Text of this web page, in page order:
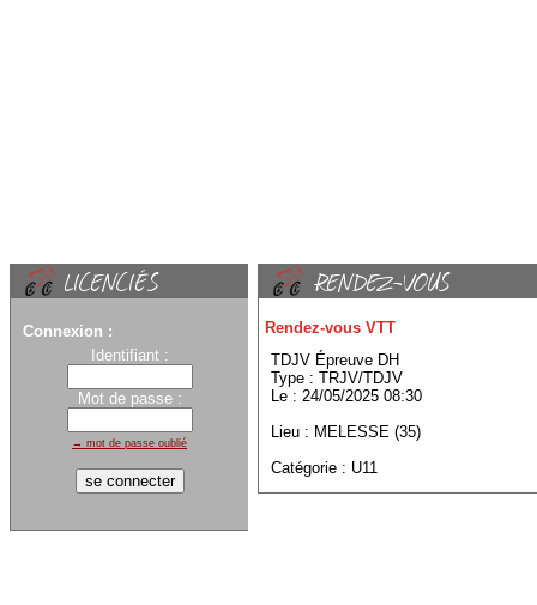
Connexion :
Identifiant :
Mot de passe :
→ mot de passe oublié
Rendez-vous VTT
TDJV Épreuve DH
Type : TRJV/TDJV
Le : 24/05/2025 08:30
Lieu : MELESSE (35)
Catégorie : U11